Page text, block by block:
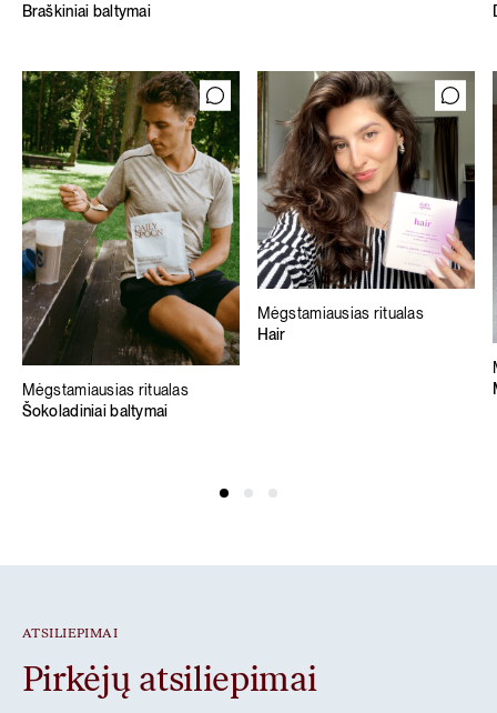
Braškiniai baltymai
Mėgstamiausias ritualas
Šokoladiniai baltymai
Mėgstamiausias ritualas
Hair
ATSILIEPIMAI
Pirkėjų atsiliepimai